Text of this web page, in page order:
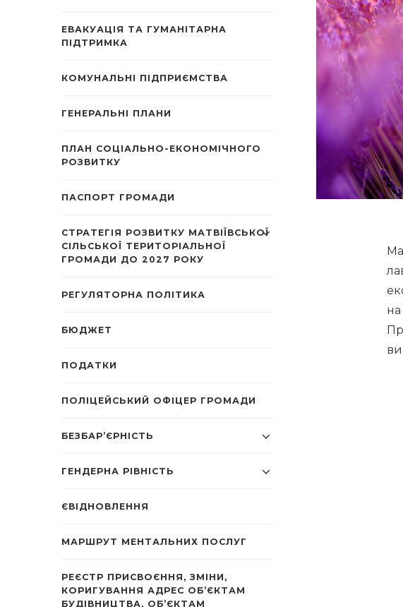
ЕВАКУАЦІЯ ТА ГУМАНІТАРНА
ПІДТРИМКА
КОМУНАЛЬНІ ПІДПРИЄМСТВА
ГЕНЕРАЛЬНІ ПЛАНИ
ПЛАН СОЦІАЛЬНО-ЕКОНОМІЧНОГО
РОЗВИТКУ
ПАСПОРТ ГРОМАДИ
СТРАТЕГІЯ РОЗВИТКУ МАТВІЇВСЬКОЇ
СІЛЬСЬКОЇ ТЕРИТОРІАЛЬНОЇ
ГРОМАДИ ДО 2027 РОКУ
РЕГУЛЯТОРНА ПОЛІТИКА
БЮДЖЕТ
ПОДАТКИ
ПОЛІЦЕЙСЬКИЙ ОФІЦЕР ГРОМАДИ
БЕЗБАР’ЄРНІСТЬ
ГЕНДЕРНА РІВНІСТЬ
ЄВІДНОВЛЕННЯ
МАРШРУТ МЕНТАЛЬНИХ ПОСЛУГ
РЕЄСТР ПРИСВОЄННЯ, ЗМІНИ,
КОРИГУВАННЯ АДРЕС ОБ’ЄКТАМ
БУДІВНИЦТВА, ОБ’ЄКТАМ